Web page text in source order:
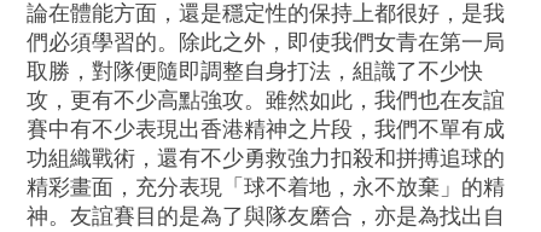
論在體能方面，還是穩定性的保持上都很好，是我
們必須學習的。除此之外，即使我們女青在第一局
取勝，對隊便隨即調整自身打法，組識了不少快
攻，更有不少高點強攻。雖然如此，我們也在友誼
賽中有不少表現出香港精神之片段，我們不單有成
功組織戰術，還有不少勇救強力扣殺和拼搏追球的
精彩畫面，充分表現「球不着地，永不放棄」的精
神。友誼賽目的是為了與隊友磨合，亦是為找出自